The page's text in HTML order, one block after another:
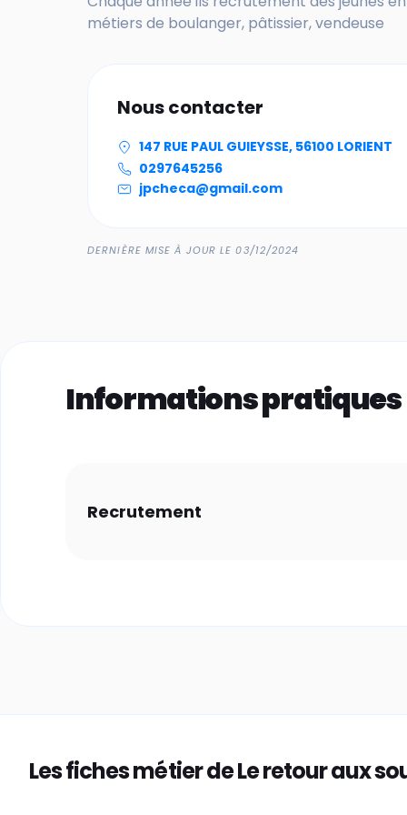
métiers de boulanger, pâtissier, vendeuse
Nous contacter
147 RUE PAUL GUIEYSSE, 56100 LORIENT
0297645256
jpcheca@gmail.com
DERNIÈRE MISE À JOUR LE 03/12/2024
Informations pratiques
Recrutement
Les fiches métier de Le retour aux